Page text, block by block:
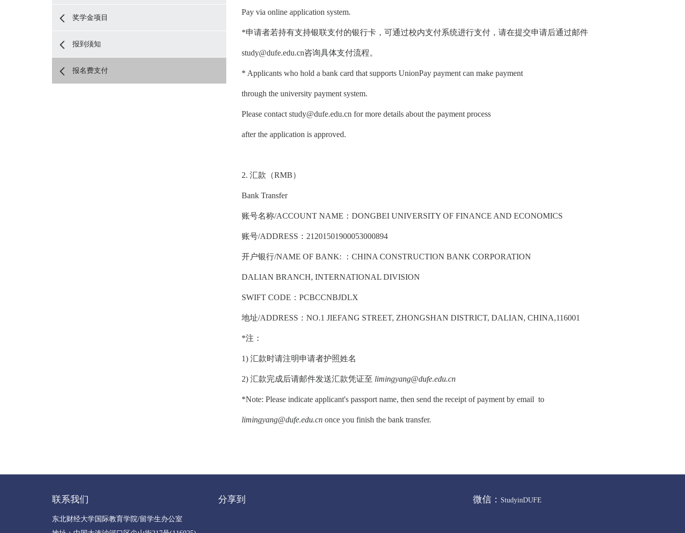
奖学金项目
报到须知
报名费支付
Pay via online application system.
*申请者若持有支持银联支付的银行卡，可通过校内支付系统进行支付，请在提交申请后通过邮件
study@dufe.edu.cn咨询具体支付流程。
* Applicants who hold a bank card that supports UnionPay payment can make payment
through the university payment system.
Please contact study@dufe.edu.cn for more details about the payment process
after the application is approved.
2. 汇款（RMB）
Bank Transfer
账号名称/ACCOUNT NAME：DONGBEI UNIVERSITY OF FINANCE AND ECONOMICS
账号/ADDRESS：21201501900053000894
开户银行/NAME OF BANK: ：CHINA CONSTRUCTION BANK CORPORATION
DALIAN BRANCH, INTERNATIONAL DIVISION
SWIFT CODE：PCBCCNBJDLX
地址/ADDRESS：NO.1 JIEFANG STREET, ZHONGSHAN DISTRICT, DALIAN, CHINA,116001
*注：
1) 汇款时请注明申请者护照姓名
2) 汇款完成后请邮件发送汇款凭证至 limingyang@dufe.edu.cn
*Note: Please indicate applicant's passport name, then send the receipt of payment by email to
limingyang@dufe.edu.cn once you finish the bank transfer.
联系我们
东北财经大学国际教育学院/留学生办公室
分享到 微信： StudyinDUFE